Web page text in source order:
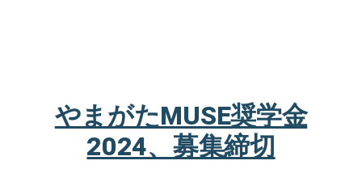
やまがたMUSE奨学金
2024、募集締切